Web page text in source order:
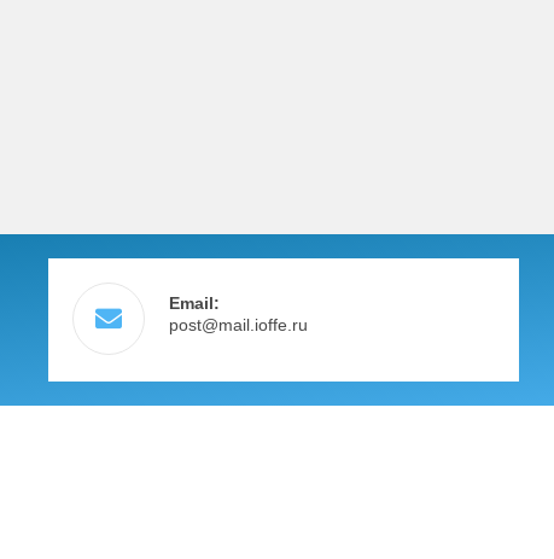
Email:
post@mail.ioffe.ru